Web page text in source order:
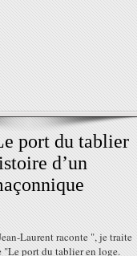
port du tablier
d’un
Laurent raconte ", je traite
"Le port du tablier en loge.